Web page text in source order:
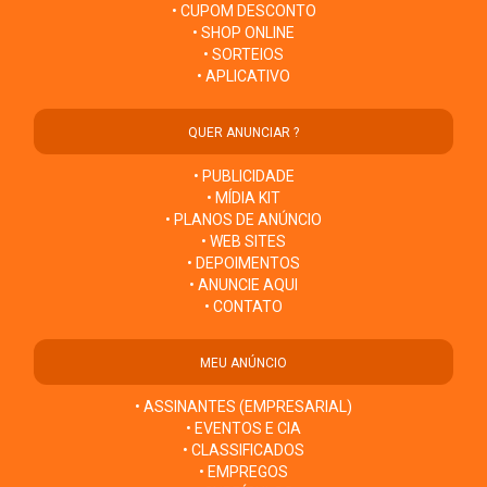
• CUPOM DESCONTO
• SHOP ONLINE
• SORTEIOS
• APLICATIVO
QUER ANUNCIAR ?
• PUBLICIDADE
• MÍDIA KIT
• PLANOS DE ANÚNCIO
• WEB SITES
• DEPOIMENTOS
• ANUNCIE AQUI
• CONTATO
MEU ANÚNCIO
• ASSINANTES (EMPRESARIAL)
• EVENTOS E CIA
• CLASSIFICADOS
• EMPREGOS